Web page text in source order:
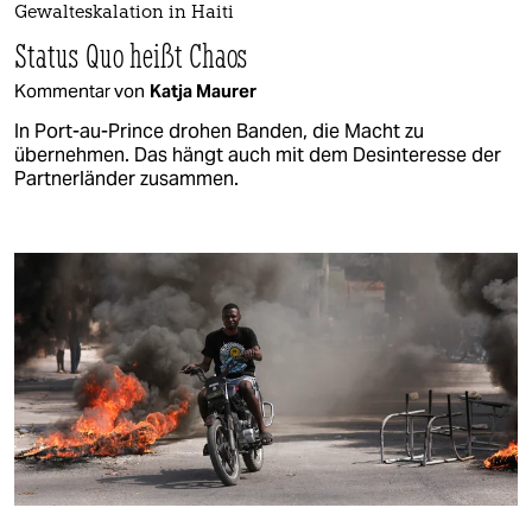
Gewalteskalation in Haiti
Status Quo heißt Chaos
Kommentar von Katja Maurer
In Port-au-Prince drohen Banden, die Macht zu
übernehmen. Das hängt auch mit dem Desinteresse der
Partnerländer zusammen.